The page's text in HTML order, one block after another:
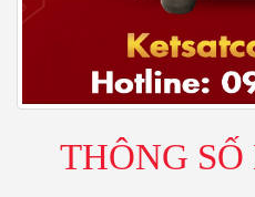
THÔNG